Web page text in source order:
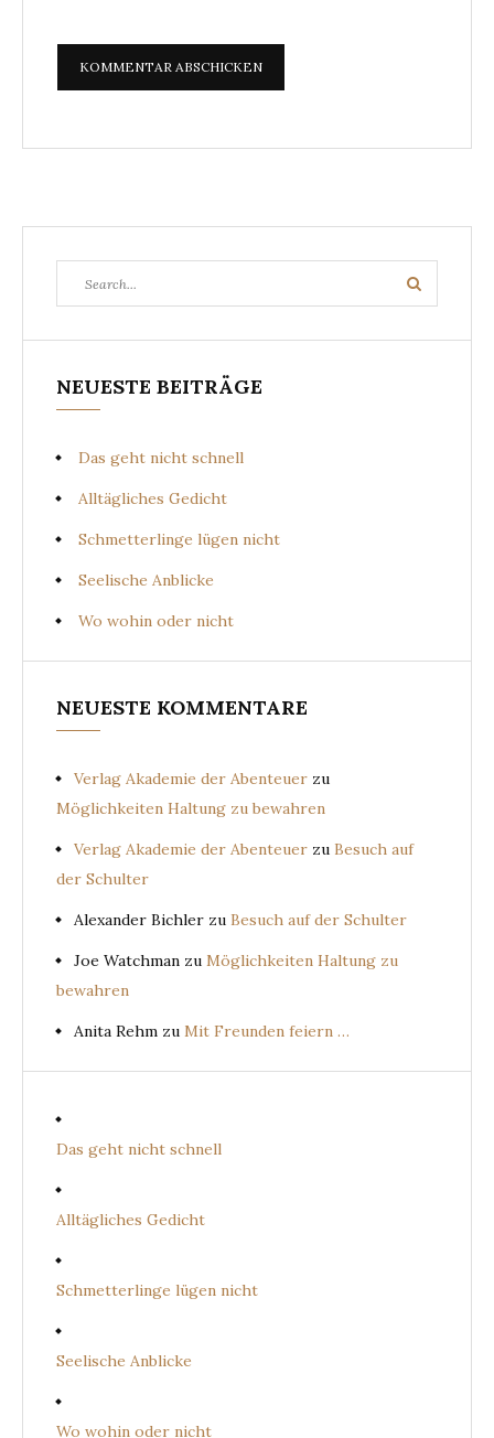
for:
Search
NEUESTE BEITRÄGE
Das geht nicht schnell
Alltägliches Gedicht
Schmetterlinge lügen nicht
Seelische Anblicke
Wo wohin oder nicht
NEUESTE KOMMENTARE
Verlag Akademie der Abenteuer zu
Möglichkeiten Haltung zu bewahren
Verlag Akademie der Abenteuer zu Besuch auf
der Schulter
Alexander Bichler zu Besuch auf der Schulter
Joe Watchman zu Möglichkeiten Haltung zu
bewahren
Anita Rehm zu Mit Freunden feiern …
Das geht nicht schnell
Alltägliches Gedicht
Schmetterlinge lügen nicht
Seelische Anblicke
Wo wohin oder nicht